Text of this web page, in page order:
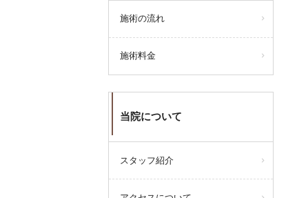
施術の流れ
施術料金
当院について
スタッフ紹介